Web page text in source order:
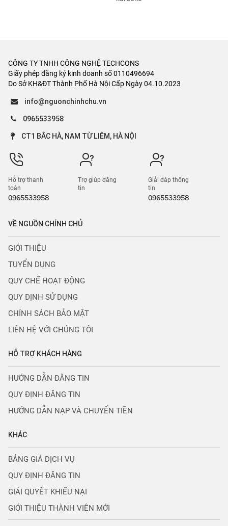
CÔNG TY TNHH CÔNG NGHỆ TECHCONS
Giấy phép đăng ký kinh doanh số 0110496694
Do Sở KH&ĐT Thành Phố Hà Nội Cấp Ngày 04.10.2023
info@nguonchinhchu.vn
0965533958
CT1 BẮC HÀ, NAM TỪ LIÊM, HÀ NỘI
Hỗ trợ thanh
toán
0965533958
Trợ giúp đăng
tin
Giải đáp thông
tin
0965533958
VỀ NGUỒN CHÍNH CHỦ
GIỚI THIỆU
TUYỂN DỤNG
QUY CHẾ HOẠT ĐỘNG
QUY ĐỊNH SỬ DỤNG
CHÍNH SÁCH BẢO MẬT
LIÊN HỆ VỚI CHÚNG TÔI
HỖ TRỢ KHÁCH HÀNG
HƯỚNG DẪN ĐĂNG TIN
QUY ĐỊNH ĐĂNG TIN
HƯỚNG DẪN NẠP VÀ CHUYỂN TIỀN
KHÁC
BẢNG GIÁ DỊCH VỤ
QUY ĐỊNH ĐĂNG TIN
GIẢI QUYẾT KHIẾU NẠI
GIỚI THIỆU THÀNH VIÊN MỚI